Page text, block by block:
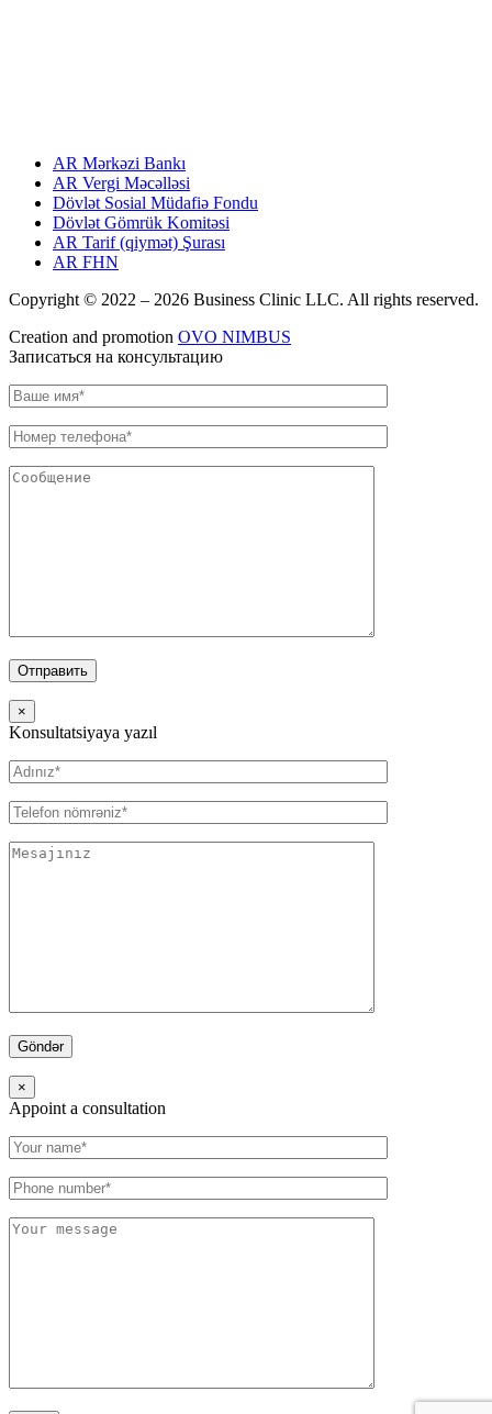
AR Mərkəzi Bankı
AR Vergi Məcəlləsi
Dövlət Sosial Müdafiə Fondu
Dövlət Gömrük Komitəsi
AR Tarif (qiymət) Şurası
AR FHN
Copyright © 2022 – 2026 Business Clinic LLC. All rights reserved.
Creation and promotion OVO NIMBUS
Записаться на консультацию
×
Konsultatsiyaya yazıl
×
Appoint a consultation